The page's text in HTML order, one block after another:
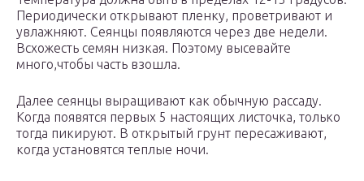
Периодически открывают пленку, проветривают и
увлажняют. Сеянцы появляются через две недели.
Всхожесть семян низкая. Поэтому высевайте
много,чтобы часть взошла.
Далее сеянцы выращивают как обычную рассаду.
Когда появятся первых 5 настоящих листочка, только
тогда пикируют. В открытый грунт пересаживают,
когда установятся теплые ночи.